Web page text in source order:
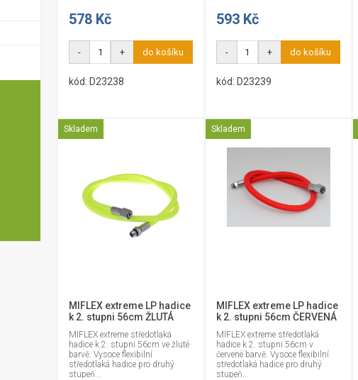
578 Kč
- + do košíku
kód: D23238
593 Kč
- + do košíku
kód: D23239
Skladem
MIFLEX extreme LP hadice
k 2. stupni 56cm ŽLUTÁ
MIFLEX extreme středotlaká
hadice k 2. stupni 56cm ve žluté
barvě. Vysoce flexibilní
středotlaká hadice pro druhý
stupeň...
Skladem
MIFLEX extreme LP hadice
k 2. stupni 56cm ČERVENÁ
MIFLEX extreme středotlaká
hadice k 2. stupni 56cm v
červené barvě. Vysoce flexibilní
středotlaká hadice pro druhý
stupeň...